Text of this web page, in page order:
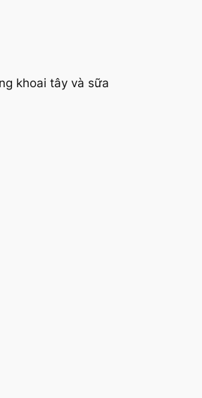
khoai tây và sữa